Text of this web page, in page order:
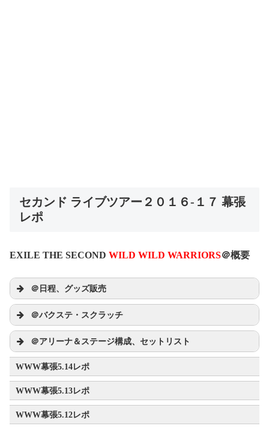
セカンド ライブツアー２０１６‐１７ 幕張
レポ
EXILE THE SECOND WILD WILD WARRIORS＠概要
＠日程、グッズ販売
WILD WILD WARRIORS
＠バクステ・スクラッチ
WILD WILD WARRIORS
ツアー連動企画！『EXILE THE SECOND LIVE
TOUR 2016-2017 “WILD WILD WARRIORS”』
FINAL公演CDご購入者様対象 スクラッチカード抽選
＠アリーナ＆ステージ構成、セットリスト
WWW幕張5.14レポ
WWW幕張5.13レポ
WWW幕張5.12レポ